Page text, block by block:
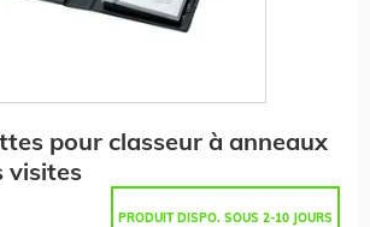
pour classeur à anneaux
visites
PRODUIT DISPO. SOUS 2-10 JOURS